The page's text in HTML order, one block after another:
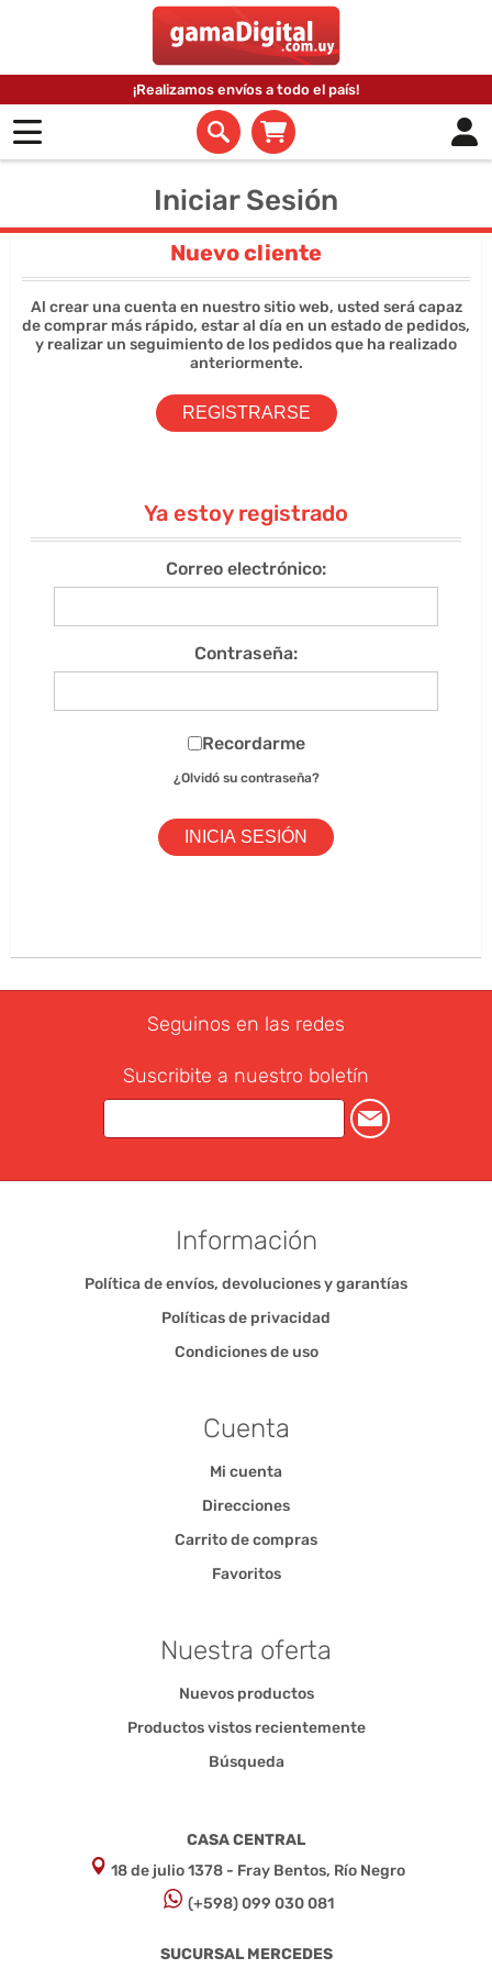
¡Realizamos envíos a todo el país!
Iniciar Sesión
Nuevo cliente
Al crear una cuenta en nuestro sitio web, usted será capaz
de comprar más rápido, estar al día en un estado de pedidos,
y realizar un seguimiento de los pedidos que ha realizado
anteriormente.
Ya estoy registrado
Correo electrónico:
Contraseña:
Recordarme
¿Olvidó su contraseña?
Seguinos en las redes
Suscribite a nuestro boletín
Información
Política de envíos, devoluciones y garantías
Políticas de privacidad
Condiciones de uso
Cuenta
Mi cuenta
Direcciones
Carrito de compras
Favoritos
Nuestra oferta
Nuevos productos
Productos vistos recientemente
Búsqueda
CASA CENTRAL
18 de julio 1378 - Fray Bentos, Río Negro
(+598) 099 030 081
SUCURSAL MERCEDES